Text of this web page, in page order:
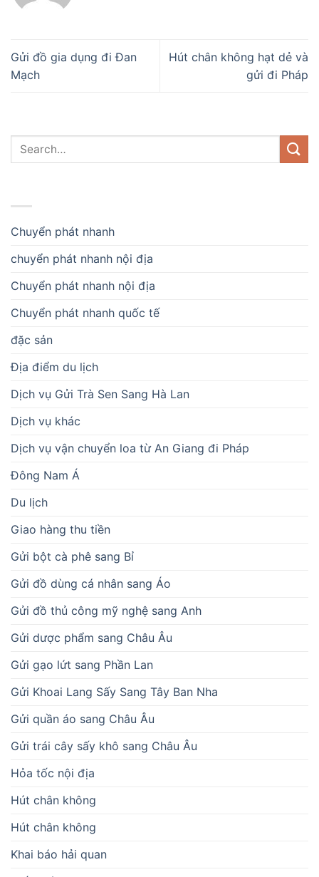
Gửi đồ gia dụng đi Đan
Mạch
Hút chân không hạt dẻ và
gửi đi Pháp
Chuyển phát nhanh
chuyển phát nhanh nội địa
Chuyển phát nhanh nội địa
Chuyển phát nhanh quốc tế
đặc sản
Địa điểm du lịch
Dịch vụ Gửi Trà Sen Sang Hà Lan
Dịch vụ khác
Dịch vụ vận chuyển loa từ An Giang đi Pháp
Đông Nam Á
Du lịch
Giao hàng thu tiền
Gửi bột cà phê sang Bỉ
Gửi đồ dùng cá nhân sang Áo
Gửi đồ thủ công mỹ nghệ sang Anh
Gửi dược phẩm sang Châu Âu
Gửi gạo lứt sang Phần Lan
Gửi Khoai Lang Sấy Sang Tây Ban Nha
Gửi quần áo sang Châu Âu
Gửi trái cây sấy khô sang Châu Âu
Hỏa tốc nội địa
Hút chân không
Hút chân không
Khai báo hải quan